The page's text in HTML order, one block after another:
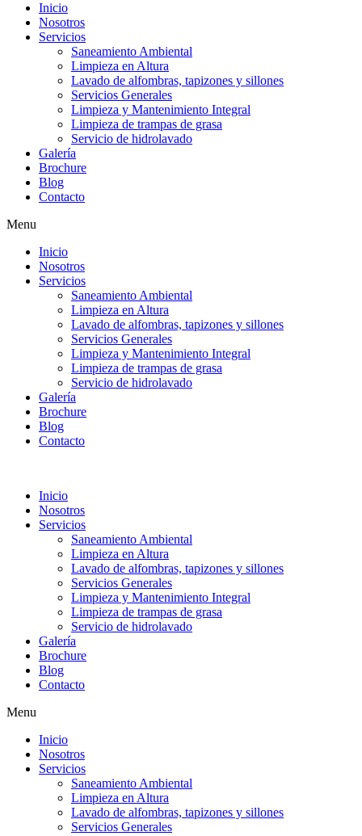
Inicio
Nosotros
Servicios
Saneamiento Ambiental
Limpieza en Altura
Lavado de alfombras, tapizones y sillones
Servicios Generales
Limpieza y Mantenimiento Integral
Limpieza de trampas de grasa
Servicio de hidrolavado
Galería
Brochure
Blog
Contacto
Menu
Inicio
Nosotros
Servicios
Saneamiento Ambiental
Limpieza en Altura
Lavado de alfombras, tapizones y sillones
Servicios Generales
Limpieza y Mantenimiento Integral
Limpieza de trampas de grasa
Servicio de hidrolavado
Galería
Brochure
Blog
Contacto
Inicio
Nosotros
Servicios
Saneamiento Ambiental
Limpieza en Altura
Lavado de alfombras, tapizones y sillones
Servicios Generales
Limpieza y Mantenimiento Integral
Limpieza de trampas de grasa
Servicio de hidrolavado
Galería
Brochure
Blog
Contacto
Menu
Inicio
Nosotros
Servicios
Saneamiento Ambiental
Limpieza en Altura
Lavado de alfombras, tapizones y sillones
Servicios Generales